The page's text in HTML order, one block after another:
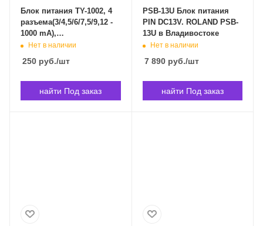
Блок питания TY-1002, 4
разъема(3/4,5/6/7,5/9,12 -
1000 mA),
нестабилизированный
1002 в Владивостоке
Нет в наличии
250 руб./шт
найти Под заказ
PSB-13U Блок питания
PIN DC13V. ROLAND PSB-
13U в Владивостоке
Нет в наличии
7 890руб./шт
найти Под заказ